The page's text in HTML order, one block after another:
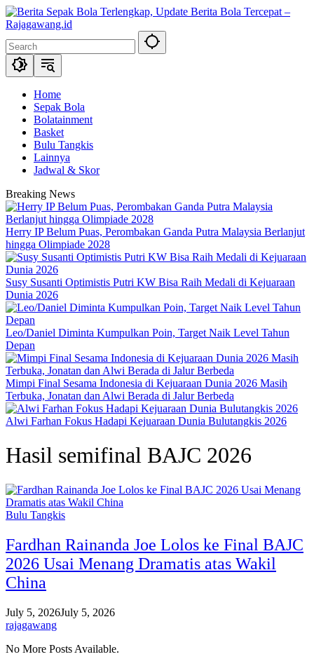
Skip
to
Home
Sepak Bola
Bolatainment
Basket
Bulu Tangkis
Lainnya
Jadwal & Skor
Breaking News
Herry IP Belum Puas, Perombakan Ganda Putra Malaysia Berlanjut
hingga Olimpiade 2028
Susy Susanti Optimistis Putri KW Bisa Raih Medali di Kejuaraan
Dunia 2026
Leo/Daniel Diminta Kumpulkan Poin, Target Naik Level Tahun
Depan
Mimpi Final Sesama Indonesia di Kejuaraan Dunia 2026 Masih
Terbuka, Jonatan dan Alwi Berada di Jalur Berbeda
Alwi Farhan Fokus Hadapi Kejuaraan Dunia Bulutangkis 2026
Hasil semifinal BAJC 2026
Bulu Tangkis
Fardhan Rainanda Joe Lolos ke Final BAJC
2026 Usai Menang Dramatis atas Wakil
China
July 5, 2026July 5, 2026
rajagawang
No More Posts Available.